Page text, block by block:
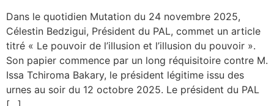
Dans le quotidien Mutation du 24 novembre 2025,
Célestin Bedzigui, Président du PAL, commet un article
titré « Le pouvoir de l’illusion et l’illusion du pouvoir ».
Son papier commence par un long réquisitoire contre M.
Issa Tchiroma Bakary, le président légitime issu des
urnes au soir du 12 octobre 2025. Le président du PAL